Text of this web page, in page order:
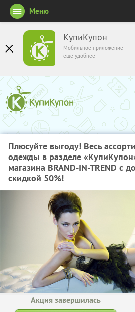
КупиКупон
Мобильное приложение
ещё удобнее
Меню
Плюсуйте выгоду! Весь
одежды в разделе
магазина BRAND-IN-TREND с
скидкой 50%!
Акция завершилась